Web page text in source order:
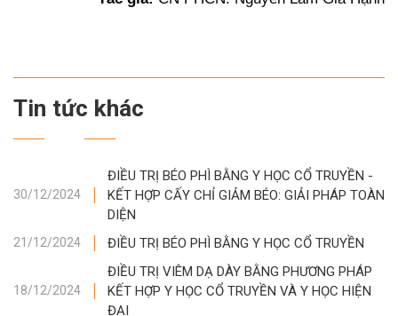
Tin tức khác
30/12/2024
ĐIỀU TRỊ BÉO PHÌ BẰNG Y HỌC CỔ TRUYỀN -
KẾT HỢP CẤY CHỈ GIẢM BÉO: GIẢI PHÁP TOÀN
DIỆN
21/12/2024 ĐIỀU TRỊ BÉO PHÌ BẰNG Y HỌC CỔ TRUYỀN
18/12/2024
ĐIỀU TRỊ VIÊM DẠ DÀY BẰNG PHƯƠNG PHÁP
KẾT HỢP Y HỌC CỔ TRUYỀN VÀ Y HỌC HIỆN
ĐẠI